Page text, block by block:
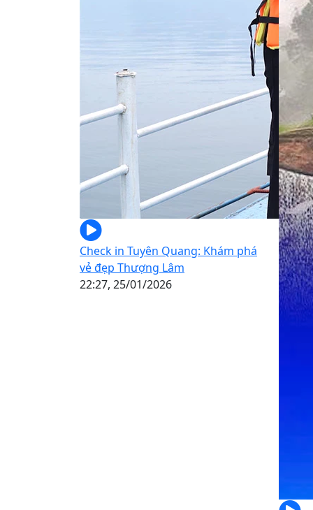
Check in Tuyên Quang: Khám phá
vẻ đẹp Thượng Lâm
22:27, 25/01/2026